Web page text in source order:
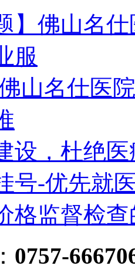
】佛山名
服
山名仕医
设，杜绝
号-优先就
格监督检
0757-